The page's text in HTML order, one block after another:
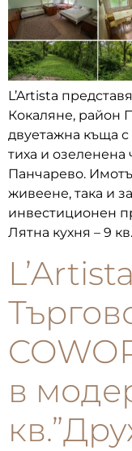
L’Artista
Кокаляне, район
двуетажна къща
тиха и озеленена
Панчарево.
живеене, така и
инвестиционен
Лятна кухня – 9
в